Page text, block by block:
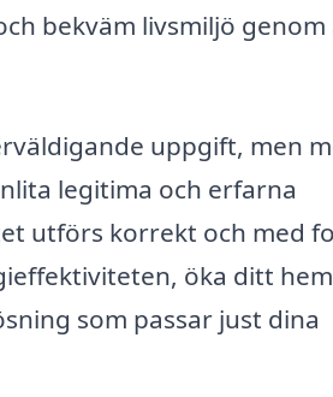
bekväm livsmiljö
uppgift, men
legitima och erfarna
utförs korrekt och med
öka ditt
som passar just dina